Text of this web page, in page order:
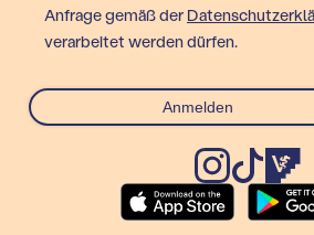
Anfrage gemäß der
verarbeitet werden dürfen.